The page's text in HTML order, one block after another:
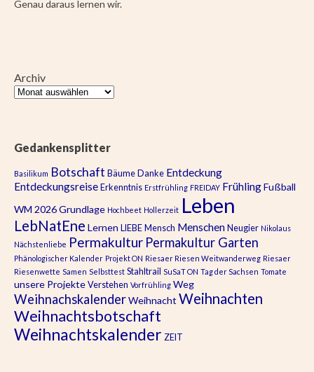
Genau daraus lernen wir.
Archiv
Gedankensplitter
Basilikum Botschaft Bäume Danke Entdeckung
Entdeckungsreise Erkenntnis Erstfrühling FREIDAY FrühlingFußball
WM 2026Grundlage Hochbeet Hollerzeit Leben
LebNatEne Lernen LIEBE Mensch Menschen Neugier Nikolaus
Nächstenliebe Permakultur Permakultur Garten
Phänologischer Kalender Projekt ON Riesaer Riesen Weitwanderweg Riesaer
Riesenwette Samen Selbsttest Stahltrail SuSaT ON Tag der Sachsen Tomate
unsere Projekte Verstehen Vorfrühling Weg
WeihnachskalenderWeihnachtWeihnachten
Weihnachtsbotschaft
Weihnachtskalender ZEIT